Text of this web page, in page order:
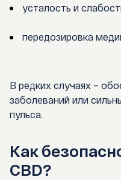
усталость и
передозировка
В редких случаях –
заболеваний или
пульса.
Как
CBD?